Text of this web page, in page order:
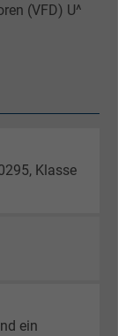
(VFD) U^
Klasse
ein